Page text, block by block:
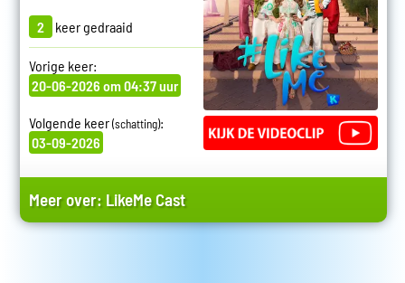
2 keer gedraaid
Vorige keer:
20-06-2026 om 04:37 uur
Volgende keer(schatting):
03-09-2026
Meer over: LikeMe Cast